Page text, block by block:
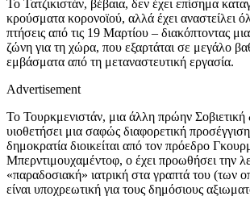
Το Τατζικιστάν, βέβαια, δεν έχει επίσημα
κρούσματα κορονοϊού, αλλά έχει αναστείλει
πτήσεις από τις 19 Μαρτίου – διακόπτοντας
ζώνη για τη χώρα, που εξαρτάται σε μεγάλο
εμβάσματα από τη μεταναστευτική εργασία.
Advertisement
Το Τουρκμενιστάν, μια άλλη πρώην Σοβιετική
υιοθετήσει μια σαφώς διαφορετική
δημοκρατία διοικείται από τον πρόεδρο
Μπερντιμουχαμέντοφ, ο έχει προωθήσει την
«παραδοσιακή» ιατρική στα γραπτά του (των
είναι υποχρεωτική για τους δημόσιους